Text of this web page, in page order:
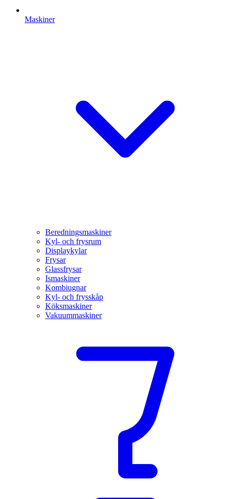
Maskiner
Beredningsmaskiner
Kyl- och frysrum
Displaykylar
Frysar
Glassfrysar
Ismaskiner
Kombiugnar
Kyl- och frysskåp
Köksmaskiner
Vakuummaskiner